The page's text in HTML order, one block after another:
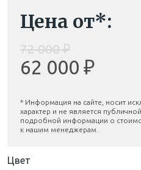
Цена от*:
72 000 ₽
62 000 ₽
* Информация на сайте, носит
характер и не является
подробной информации о
к нашим менеджерам.
Цвет